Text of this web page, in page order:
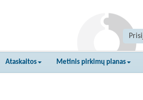
Ataskaitos Metinis pirkimų planas